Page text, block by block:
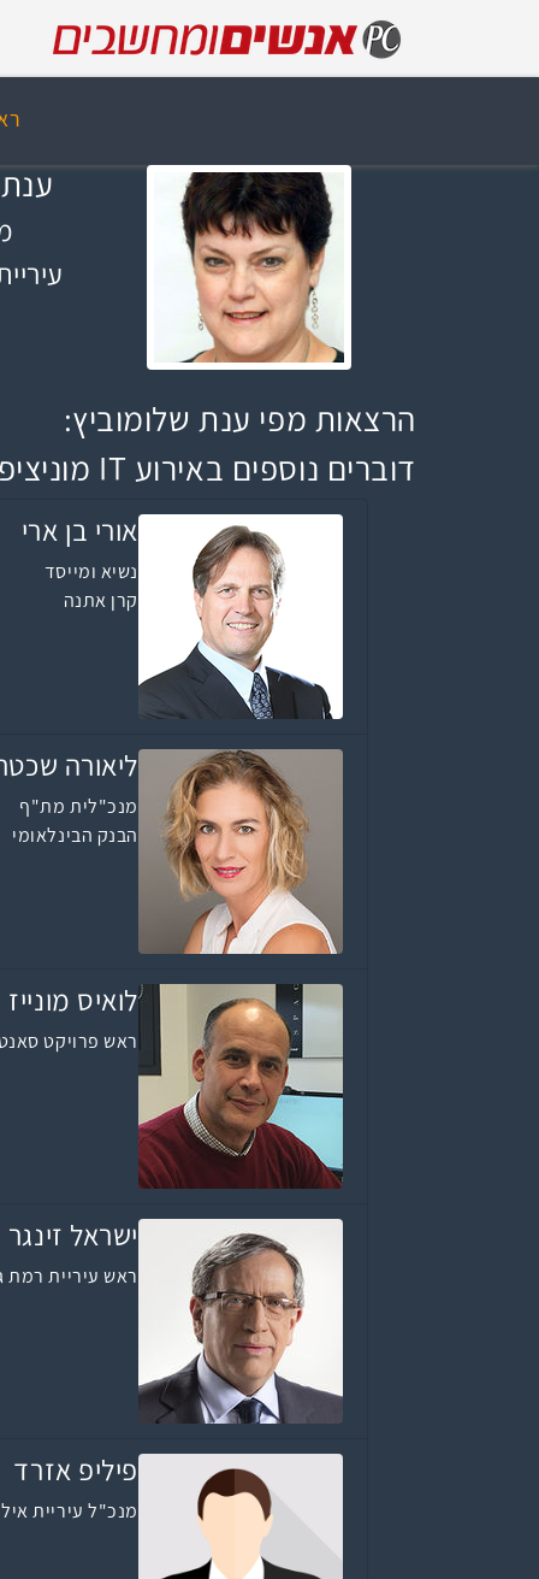
הרצאות מפי ענת שלומוביץ:
דוברים נוספים באירוע IT מוניציפאלי 2017
אורי בן ארי
נשיא ומייסד
קרן אתנה
ליאורה
מנכ"לית מת"ף
הבנק הבינלאומי
לואיס מונייז
ראש פרויקט
ישראל זינגר
ראש עיריית רמת
פיליפ אזרד
מנכ"ל עיריית